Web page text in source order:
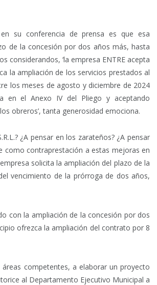
su conferencia de prensa es que esa
de la concesión por dos años más, hasta
considerandos, ‘la empresa ENTRE acepta
la ampliación de los servicios prestados al
los meses de agosto y diciembre de 2024
en el Anexo IV del Pliego y aceptando
obreros’, tanta generosidad emociona.
¿A pensar en los zarateños? ¿A pensar
como contraprestación a estas mejoras en
solicita la ampliación del plazo de la
vencimiento de la prórroga de dos años,
con la ampliación de la concesión por dos
ofrezca la ampliación del contrato por 8
competentes, a elaborar un proyecto
al Departamento Ejecutivo Municipal a